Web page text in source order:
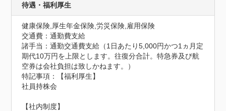
待遇・福利厚生
健康保険,厚生年金保険,労災保険,雇用保険
交通費：通勤費支給
諸手当：通勤交通費支給（1日あたり5,000円かつ1ヵ月定
期代10万円を上限とします。往復分合計。特急券及び航
空券は会社負担は致しかねます。）
特記事項：【福利厚生】
社員持株会
【社内制度】